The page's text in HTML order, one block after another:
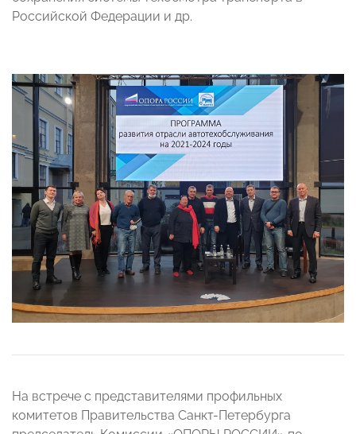
Российской Федерации и др.
На встрече с представителями профильных
комитетов Правительства Санкт-Петербурга